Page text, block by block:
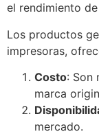
el rendimiento
Los productos
impresoras,
Costo: Son
marca
mercado.